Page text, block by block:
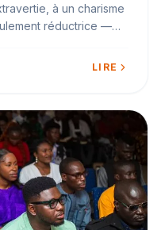
à un charisme
réductrice —
elle
LIRE